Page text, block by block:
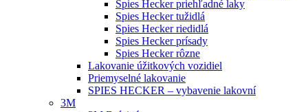
Spies Hecker priehľadné laky
Spies Hecker tužidlá
Spies Hecker riedidlá
Spies Hecker prísady
Spies Hecker rôzne
Lakovanie úžitkových vozidiel
Priemyselné lakovanie
SPIES HECKER – vybavenie lakovní
3M